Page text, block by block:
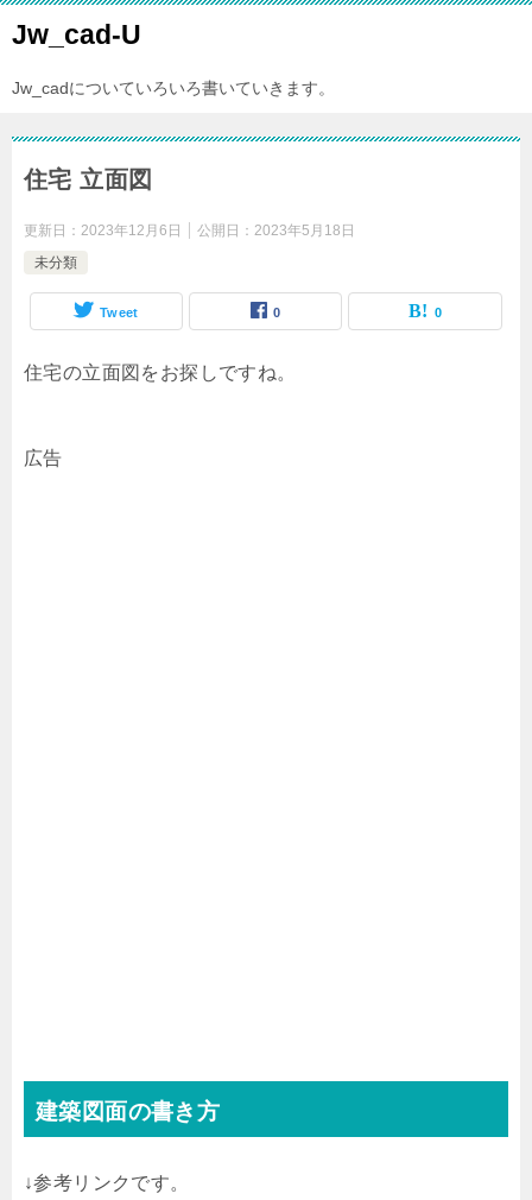
Jw_cad-U
Jw_cadについていろいろ書いていきます。
住宅 立面図
更新日： 2023年12月6日 公開日： 2023年5月18日
未分類
Tweet 0 0
住宅の立面図をお探しですね。
広告
建築図面の書き方
↓参考リンクです。